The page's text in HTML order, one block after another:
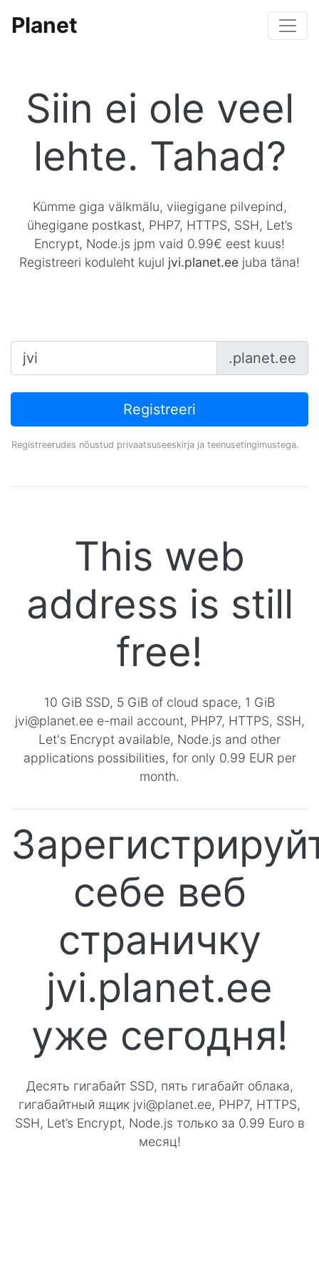
Planet
Siin ei ole veel
lehte. Tahad?
Kümme giga välkmälu, viiegigane pilvepind,
ühegigane postkast, PHP7, HTTPS, SSH, Let’s
Encrypt, Node.js jpm vaid 0.99€ eest kuus!
Registreeri koduleht kujul jvi.planet.ee juba täna!
sisesta nimi
.planet.ee
Registreeri
Registreerudes nõustud privaatsuseeskirja ja teenusetingimustega.
This web
address is still
free!
10 GiB SSD, 5 GiB of cloud space, 1 GiB
jvi@planet.ee e-mail account, PHP7, HTTPS, SSH,
Let's Encrypt available, Node.js and other
applications possibilities, for only 0.99 EUR per
month.
себе веб
страничку
jvi.planet.ee
уже сегодня!
Десять гигабайт SSD, пять гигабайт облака,
гигабайтный ящик jvi@planet.ee, PHP7, HTTPS,
SSH, Let’s Encrypt, Node.js только за 0.99 Euro в
месяц!